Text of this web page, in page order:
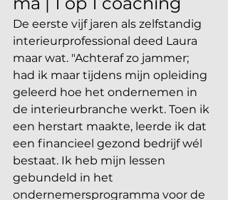
De eerste vijf jaren als zelfstandig
interieurprofessional deed Laura
maar wat. "Achteraf zo jammer;
had ik maar tijdens mijn opleiding
geleerd hoe het ondernemen in
de interieurbranche werkt. Toen ik
een herstart maakte, leerde ik dat
een financieel gezond bedrijf wél
bestaat. Ik heb mijn lessen
gebundeld in het
ondernemersprogramma voor de